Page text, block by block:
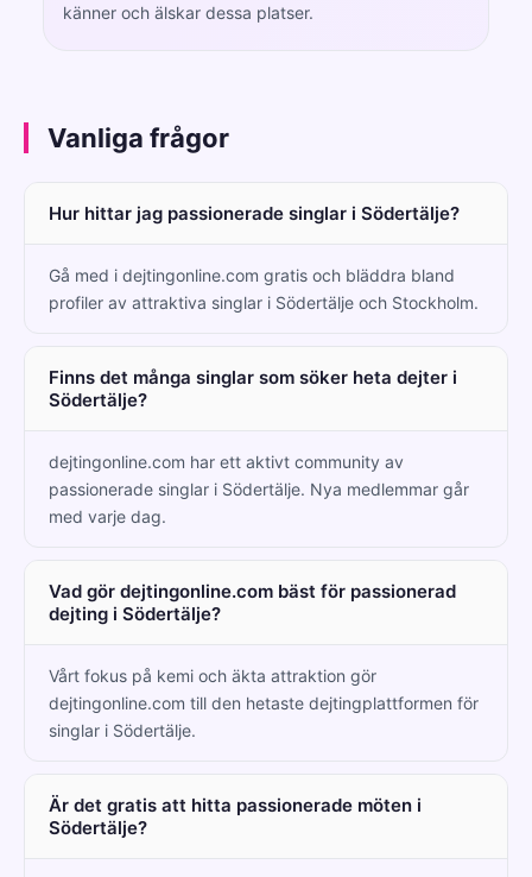
känner och älskar dessa platser.
Vanliga frågor
Hur hittar jag passionerade singlar i Södertälje?
Gå med i dejtingonline.com gratis och bläddra bland
profiler av attraktiva singlar i Södertälje och Stockholm.
Finns det många singlar som söker heta dejter i
Södertälje?
dejtingonline.com har ett aktivt community av
passionerade singlar i Södertälje. Nya medlemmar går
med varje dag.
Vad gör dejtingonline.com bäst för passionerad
dejting i Södertälje?
Vårt fokus på kemi och äkta attraktion gör
dejtingonline.com till den hetaste dejtingplattformen för
singlar i Södertälje.
Är det gratis att hitta passionerade möten i
Södertälje?